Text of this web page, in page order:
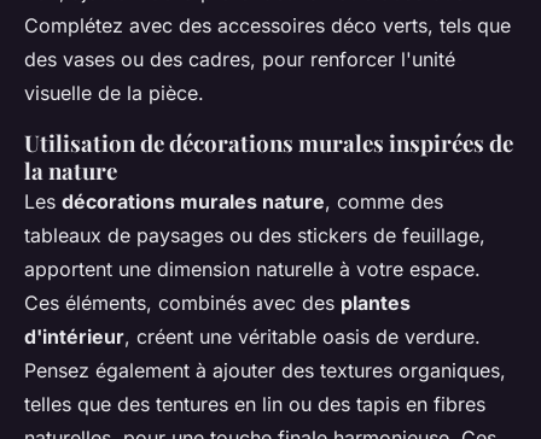
Complétez avec des accessoires déco verts, tels que
des vases ou des cadres, pour renforcer l'unité
visuelle de la pièce.
Utilisation de décorations murales inspirées de
la nature
Les décorations murales nature, comme des
tableaux de paysages ou des stickers de feuillage,
apportent une dimension naturelle à votre espace.
Ces éléments, combinés avec des plantes
d'intérieur, créent une véritable oasis de verdure.
Pensez également à ajouter des textures organiques,
telles que des tentures en lin ou des tapis en fibres